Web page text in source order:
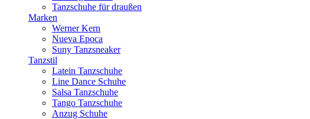
Tanzschuhe für draußen
Marken
Werner Kern
Nueva Epoca
Suny Tanzsneaker
Tanzstil
Latein Tanzschuhe
Line Dance Schuhe
Salsa Tanzschuhe
Tango Tanzschuhe
Anzug Schuhe